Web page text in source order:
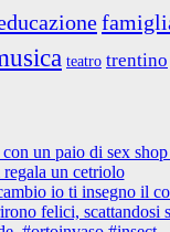
teatro trentino